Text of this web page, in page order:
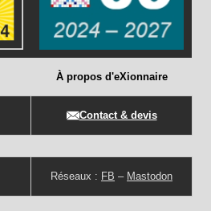
À propos d'eXionnaire
Contact & devis
Réseaux : FB – Mastodon